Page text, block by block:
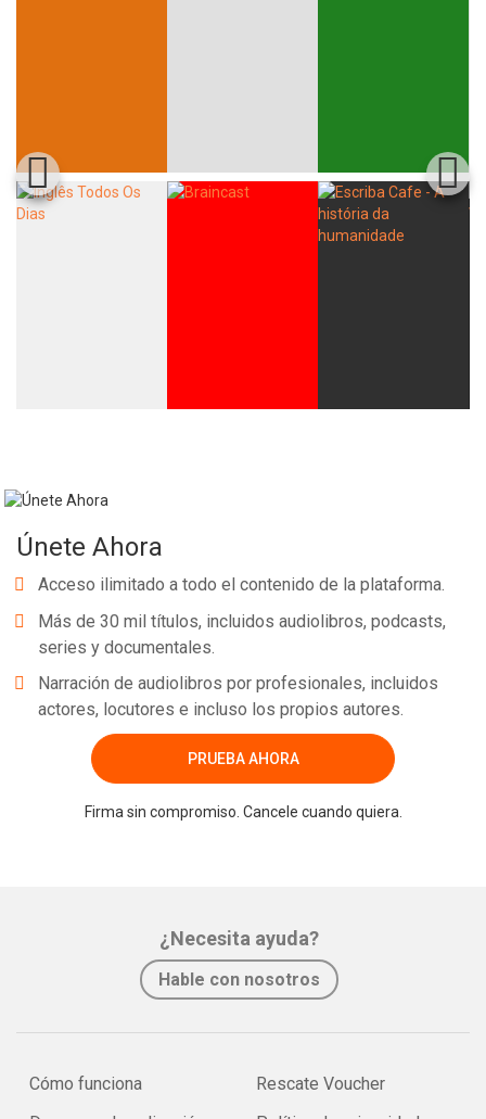
Únete Ahora
Acceso ilimitado a todo el contenido de la plataforma.
Más de 30 mil títulos, incluidos audiolibros, podcasts,
series y documentales.
Narración de audiolibros por profesionales, incluidos
actores, locutores e incluso los propios autores.
PRUEBA AHORA
Firma sin compromiso. Cancele cuando quiera.
¿Necesita ayuda?
Hable con nosotros
Cómo funciona
Rescate Voucher